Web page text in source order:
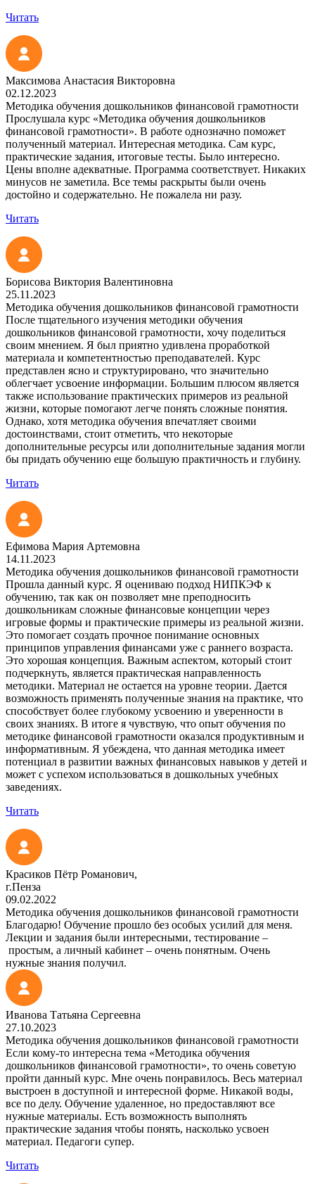
Читать
Максимова Анастасия Викторовна
02.12.2023
Методика обучения дошкольников финансовой грамотности
Прослушала курс «Методика обучения дошкольников
финансовой грамотности». В работе однозначно поможет
полученный материал. Интересная методика. Сам курс,
практические задания, итоговые тесты. Было интересно.
Цены вполне адекватные. Программа соответствует. Никаких
минусов не заметила. Все темы раскрыты были очень
достойно и содержательно. Не пожалела ни разу.
Читать
Борисова Виктория Валентиновна
25.11.2023
Методика обучения дошкольников финансовой грамотности
После тщательного изучения методики обучения
дошкольников финансовой грамотности, хочу поделиться
своим мнением. Я был приятно удивлена проработкой
материала и компетентностью преподавателей. Курс
представлен ясно и структурировано, что значительно
облегчает усвоение информации. Большим плюсом является
также использование практических примеров из реальной
жизни, которые помогают легче понять сложные понятия.
Однако, хотя методика обучения впечатляет своими
достоинствами, стоит отметить, что некоторые
дополнительные ресурсы или дополнительные задания могли
бы придать обучению еще большую практичность и глубину.
Читать
Ефимова Мария Артемовна
14.11.2023
Методика обучения дошкольников финансовой грамотности
Прошла данный курс. Я оцениваю подход НИПКЭФ к
обучению, так как он позволяет мне преподносить
дошкольникам сложные финансовые концепции через
игровые формы и практические примеры из реальной жизни.
Это помогает создать прочное понимание основных
принципов управления финансами уже с раннего возраста.
Это хорошая концепция. Важным аспектом, который стоит
подчеркнуть, является практическая направленность
методики. Материал не остается на уровне теории. Дается
возможность применять полученные знания на практике, что
способствует более глубокому усвоению и уверенности в
своих знаниях. В итоге я чувствую, что опыт обучения по
методике финансовой грамотности оказался продуктивным и
информативным. Я убеждена, что данная методика имеет
потенциал в развитии важных финансовых навыков у детей и
может с успехом использоваться в дошкольных учебных
заведениях.
Читать
Красиков Пётр Романович,
г.Пенза
09.02.2022
Методика обучения дошкольников финансовой грамотности
Благодарю! Обучение прошло без особых усилий для меня.
Лекции и задания были интересными, тестирование –
простым, а личный кабинет – очень понятным. Очень
нужные знания получил.
Иванова Татьяна Сергеевна
27.10.2023
Методика обучения дошкольников финансовой грамотности
Если кому-то интересна тема «Методика обучения
дошкольников финансовой грамотности», то очень советую
пройти данный курс. Мне очень понравилось. Весь материал
выстроен в доступной и интересной форме. Никакой воды,
все по делу. Обучение удаленное, но предоставляют все
нужные материалы. Есть возможность выполнять
практические задания чтобы понять, насколько усвоен
материал. Педагоги супер.
Читать